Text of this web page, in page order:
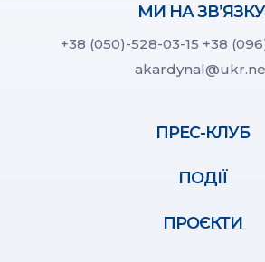
МИ НА
+38 (050)-528-03-15 +38
ПРЕС-КЛУБ
ПОДІЇ
ПРОЄКТИ